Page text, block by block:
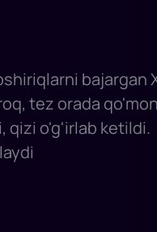
bajargan
tez orada
qizi o'g'irlab ketildi.